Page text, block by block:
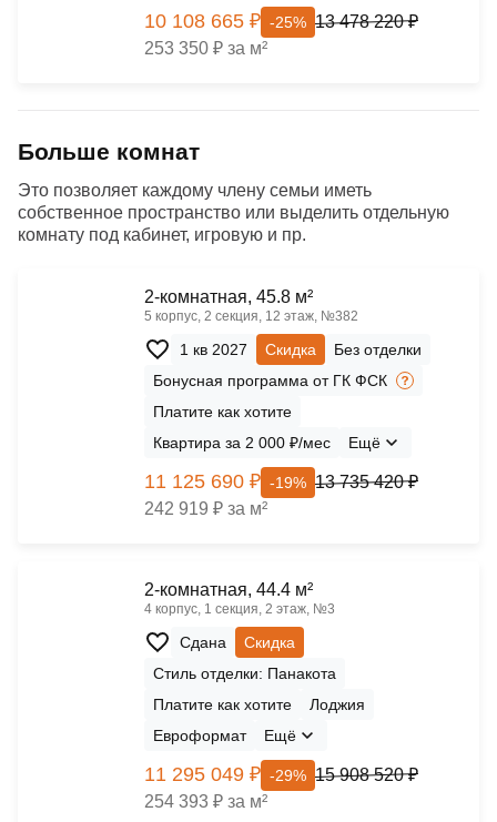
10 108 665 ₽ -25% 13 478 220 ₽
253 350 ₽ за м²
Больше комнат
Это позволяет каждому члену семьи иметь
собственное пространство или выделить отдельную
комнату под кабинет, игровую и пр.
2-комнатная, 45.8 м²
5 корпус, 2 секция, 12 этаж, №382
1 кв 2027 Скидка
Без отделки
Бонусная программа от ГК ФСК
Платите как хотите
Квартира за 2 000 ₽/мес
Ещё
11 125 690 ₽ -19% 13 735 420 ₽
242 919 ₽ за м²
2-комнатная, 44.4 м²
4 корпус, 1 секция, 2 этаж, №3
Сдана
Скидка
Стиль отделки: Панакота
Платите как хотите
Лоджия
Евроформат
Ещё
11 295 049 ₽ -29% 15 908 520 ₽
254 393 ₽ за м²